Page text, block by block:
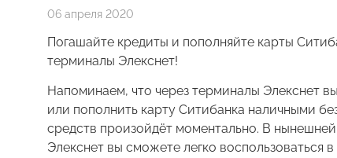
06 апреля 2020
Погашайте кредиты и пополняйте карты
терминалы Элекснет!
Напоминаем, что через терминалы Элекснет
или пополнить карту Ситибанка наличными
средств произойдёт моментально. В
Элекснет вы сможете легко воспользоваться